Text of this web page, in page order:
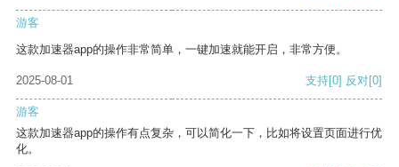
游客
这款加速器app的操作非常简单，一键加速就能开启，非常方便。
2025-08-01 支持[0] 反对[0]
游客
这款加速器app的操作有点复杂，可以简化一下，比如将设置页面进行优
化。